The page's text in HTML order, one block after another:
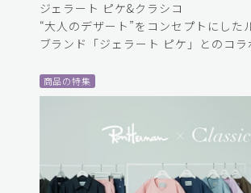
ジェラート ピケ&クラシコ
“大人のデザート”をコンセプトにした
ブランド「ジェラート ピケ」とのコ
商品の特集